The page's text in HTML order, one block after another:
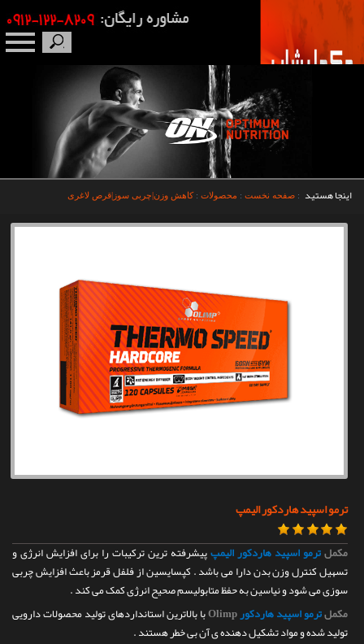
اینجا هستید : صفحه نخست : محصولات :کاهش وزن|چربی سوز|قرص لاغری
ترمو اسپید هاردکور الیمپ
مکملترمو اسپید هاردکور الیمپپیشرفته ترین ترکیبات را برای افزایش انرژی و
تسهیل کنترل وزن بدن دارا می باشد . کپسایسین از فلفل قرمز باعث افزایش چربی
سوزی می شود و نیاسین به حفظ متابولیسم صحیح انرژی کمک می کند .
مکملترمو اسپید هاردکورOlimpبا بالاترین استانداردهای تولید محصولات دارویی
تولید شده و مواد تشکیل دهنده ی آن بی خطر هستند .